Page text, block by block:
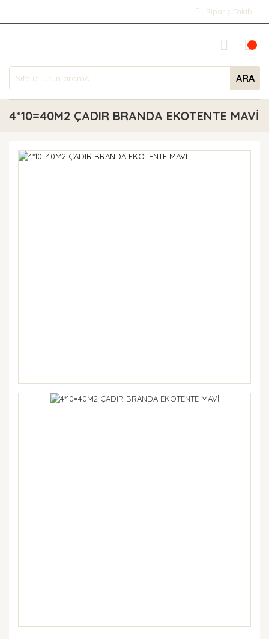
Sipariş Takibi
ARA
4*10=40M2 ÇADIR BRANDA EKOTENTE MAVİ